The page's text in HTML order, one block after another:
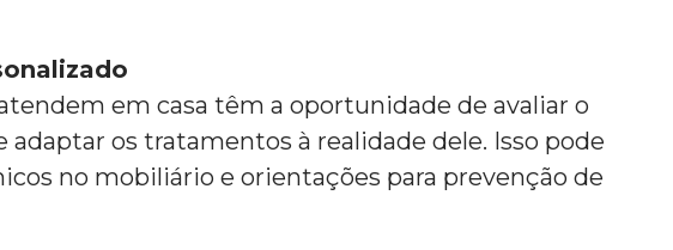
em casa têm a oportunidade de avaliar o
os tratamentos à realidade dele. Isso pode
no mobiliário e orientações para prevenção de